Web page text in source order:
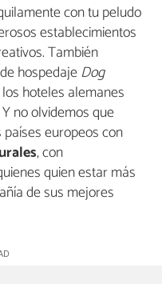
con tu peludo
establecimientos
También
hospedajeDog
hoteles alemanes
no olvidemos que
europeos con
, con
quien estar más
de sus mejores